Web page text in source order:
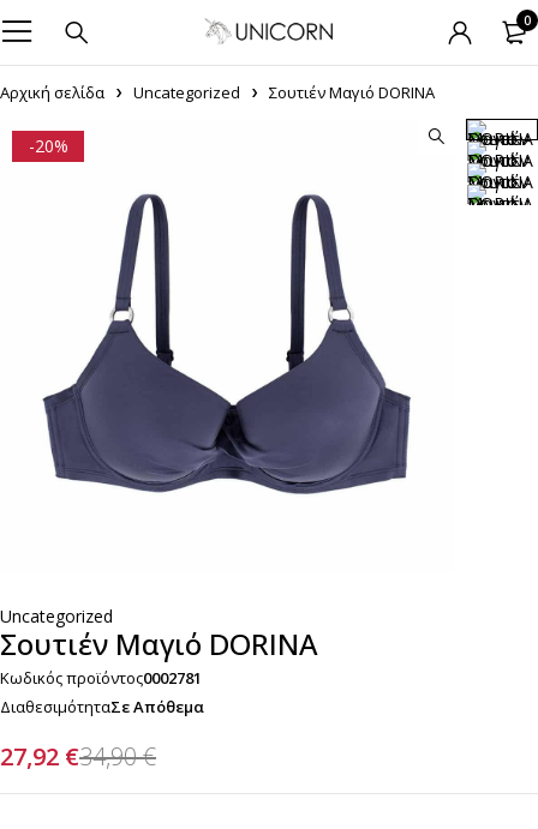
0
Αρχική σελίδα Uncategorized Σουτιέν Μαγιό DORINA
-20%
Uncategorized
Σουτιέν Μαγιό DORINA
Κωδικός προϊόντος0002781
ΔιαθεσιμότηταΣε Απόθεμα
34,90€
27,92 €